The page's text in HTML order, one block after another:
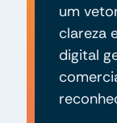
um
clareza
digital